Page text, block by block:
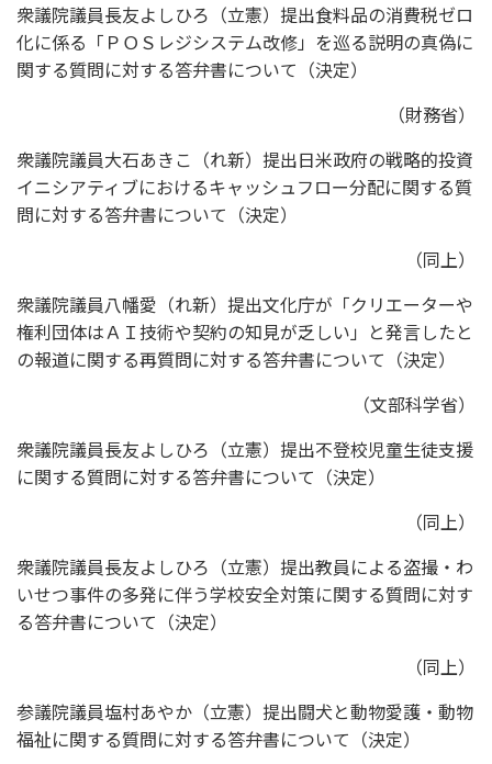
衆議院議員長友よしひろ（立憲）提出食料品の消費税ゼロ
化に係る「ＰＯＳレジシステム改修」を巡る説明の真偽に
関する質問に対する答弁書について（決定）
（財務省）
衆議院議員大石あきこ（れ新）提出日米政府の戦略的投資
イニシアティブにおけるキャッシュフロー分配に関する質
問に対する答弁書について（決定）
（同上）
衆議院議員八幡愛（れ新）提出文化庁が「クリエーターや
権利団体はＡＩ技術や契約の知見が乏しい」と発言したと
の報道に関する再質問に対する答弁書について（決定）
（文部科学省）
衆議院議員長友よしひろ（立憲）提出不登校児童生徒支援
に関する質問に対する答弁書について（決定）
（同上）
衆議院議員長友よしひろ（立憲）提出教員による盗撮・わ
いせつ事件の多発に伴う学校安全対策に関する質問に対す
る答弁書について（決定）
（同上）
参議院議員塩村あやか（立憲）提出闘犬と動物愛護・動物
福祉に関する質問に対する答弁書について（決定）